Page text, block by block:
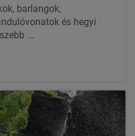
barlangok,
és hegyi
...